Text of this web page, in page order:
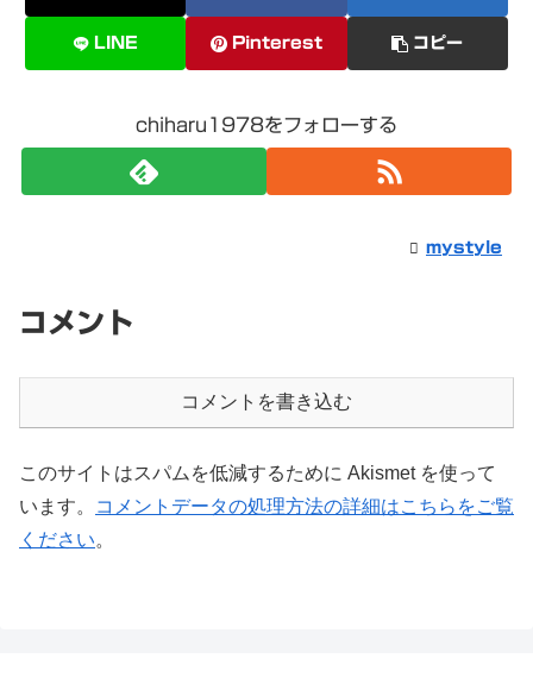
LINE Pinterest コピー
chiharu1978をフォローする
mystyle
コメント
コメントを書き込む
このサイトはスパムを低減するために Akismet を使って
います。
コメントデータの処理方法の詳細はこちらをご覧
ください。